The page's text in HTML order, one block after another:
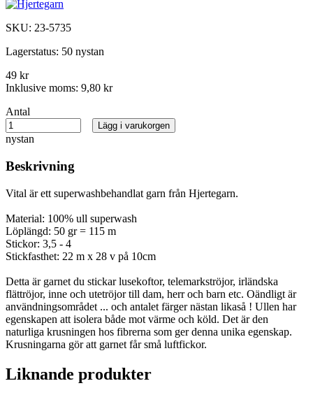
SKU: 23-5735
Lagerstatus: 50 nystan
49 kr
Inklusive moms: 9,80 kr
Antal
nystan
Lägg i varukorgen
Beskrivning
Vital är ett superwashbehandlat garn från Hjertegarn.
Material: 100% ull superwash
Löplängd: 50 gr = 115 m
Stickor: 3,5 - 4
Stickfasthet: 22 m x 28 v på 10cm
Detta är garnet du stickar lusekoftor, telemarkströjor, irländska
flättröjor, inne och utetröjor till dam, herr och barn etc. Oändligt är
användningsområdet ... och antalet färger nästan likaså ! Ullen har
egenskapen att isolera både mot värme och köld. Det är den
naturliga krusningen hos fibrerna som ger denna unika egenskap.
Krusningarna gör att garnet får små luftfickor.
Liknande produkter